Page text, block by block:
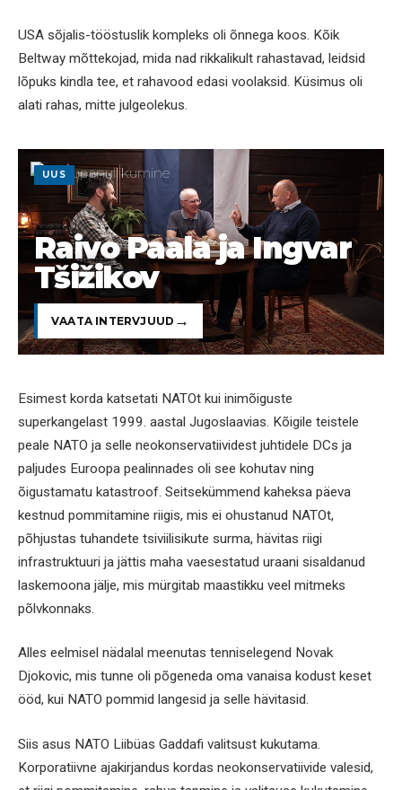
USA sõjalis-tööstuslik kompleks oli õnnega koos. Kõik
Beltway mõttekojad, mida nad rikkalikult rahastavad, leidsid
lõpuks kindla tee, et rahavood edasi voolaksid. Küsimus oli
alati rahas, mitte julgeolekus.
UUS
Raivo Paala ja Ingvar
Tšižikov
VAATA INTERVJUUD
Esimest korda katsetati NATOt kui inimõiguste
superkangelast 1999. aastal Jugoslaavias. Kõigile teistele
peale NATO ja selle neokonservatiividest juhtidele DCs ja
paljudes Euroopa pealinnades oli see kohutav ning
õigustamatu katastroof. Seitsekümmend kaheksa päeva
kestnud pommitamine riigis, mis ei ohustanud NATOt,
põhjustas tuhandete tsiviilisikute surma, hävitas riigi
infrastruktuuri ja jättis maha vaesestatud uraani sisaldanud
laskemoona jälje, mis mürgitab maastikku veel mitmeks
põlvkonnaks.
Alles eelmisel nädalal meenutas tenniselegend Novak
Djokovic, mis tunne oli põgeneda oma vanaisa kodust keset
ööd, kui NATO pommid langesid ja selle hävitasid.
Siis asus NATO Liibüas Gaddafi valitsust kukutama.
Korporatiivne ajakirjandus kordas neokonservatiivide valesid,